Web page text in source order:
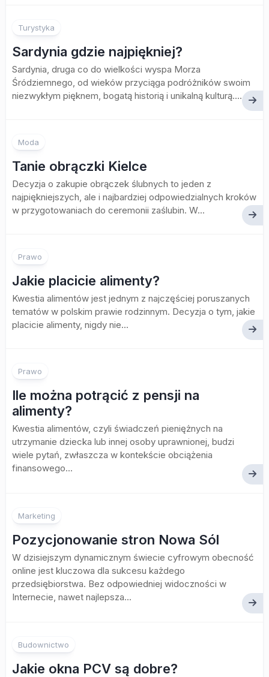
Turystyka
Sardynia gdzie najpiękniej?
Sardynia, druga co do wielkości wyspa Morza
Śródziemnego, od wieków przyciąga podróżników swoim
niezwykłym pięknem, bogatą historią i unikalną kulturą....
Moda
Tanie obrączki Kielce
Decyzja o zakupie obrączek ślubnych to jeden z
najpiękniejszych, ale i najbardziej odpowiedzialnych kroków
w przygotowaniach do ceremonii zaślubin. W...
Prawo
Jakie placicie alimenty?
Kwestia alimentów jest jednym z najczęściej poruszanych
tematów w polskim prawie rodzinnym. Decyzja o tym, jakie
placicie alimenty, nigdy nie...
Prawo
Ile można potrącić z pensji na
alimenty?
Kwestia alimentów, czyli świadczeń pieniężnych na
utrzymanie dziecka lub innej osoby uprawnionej, budzi
wiele pytań, zwłaszcza w kontekście obciążenia
finansowego...
Marketing
Pozycjonowanie stron Nowa Sól
W dzisiejszym dynamicznym świecie cyfrowym obecność
online jest kluczowa dla sukcesu każdego
przedsiębiorstwa. Bez odpowiedniej widoczności w
Internecie, nawet najlepsza...
Budownictwo
Jakie okna PCV są dobre?